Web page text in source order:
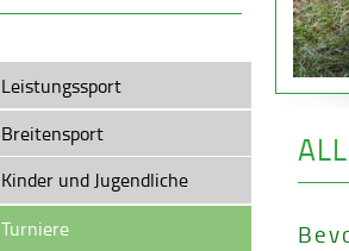
Leistungssport
Trainings- und Spielpläne
Breitensport
Kinder und Jugendliche
Wichtige Informationen
Turniere